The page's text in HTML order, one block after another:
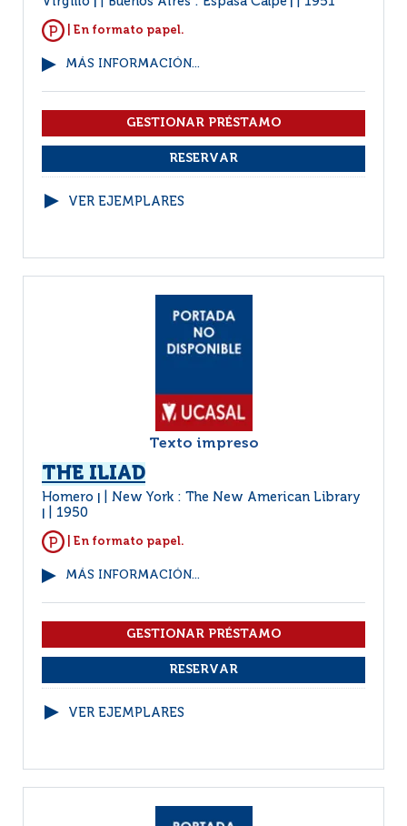
| En formato papel.
MÁS INFORMACIÓN...
VER EJEMPLARES
Texto impreso
THE ILIAD
Homero New York : The New American Library
1950
| En formato papel.
MÁS INFORMACIÓN...
VER EJEMPLARES